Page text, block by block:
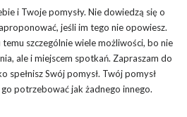
i Twoje pomysły. Nie dowiedzą się o
jeśli im tego nie opowiesz.
szczególnie wiele możliwości, bo nie
ale i miejscem spotkań. Zapraszam do
spełnisz Swój pomysł. Twój pomysł
potrzebować jak żadnego innego.